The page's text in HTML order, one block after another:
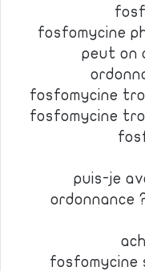
fosfomycine
peut on
fosfomycine
fosfomycine
puis-je
ordonnance
fosfomycine